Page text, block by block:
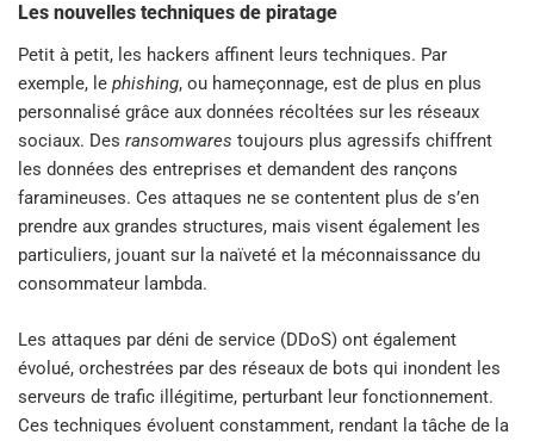
Les nouvelles techniques de piratage
Petit à petit, les hackers affinent leurs techniques. Par
exemple, le phishing, ou hameçonnage, est de plus en plus
personnalisé grâce aux données récoltées sur les réseaux
sociaux. Des ransomwares toujours plus agressifs chiffrent
les données des entreprises et demandent des rançons
faramineuses. Ces attaques ne se contentent plus de s’en
prendre aux grandes structures, mais visent également les
particuliers, jouant sur la naïveté et la méconnaissance du
consommateur lambda.
Les attaques par déni de service (DDoS) ont également
évolué, orchestrées par des réseaux de bots qui inondent les
serveurs de trafic illégitime, perturbant leur fonctionnement.
Ces techniques évoluent constamment, rendant la tâche de la